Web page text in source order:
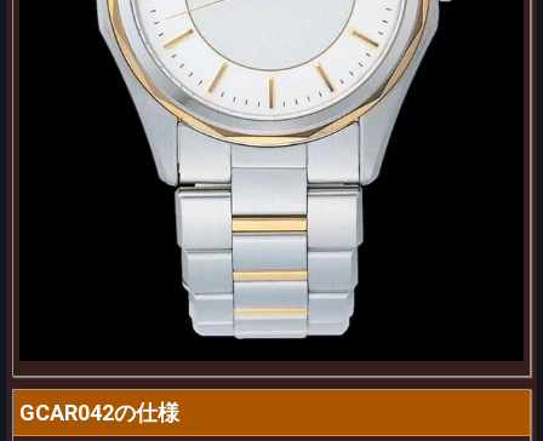
GCAR042の仕様